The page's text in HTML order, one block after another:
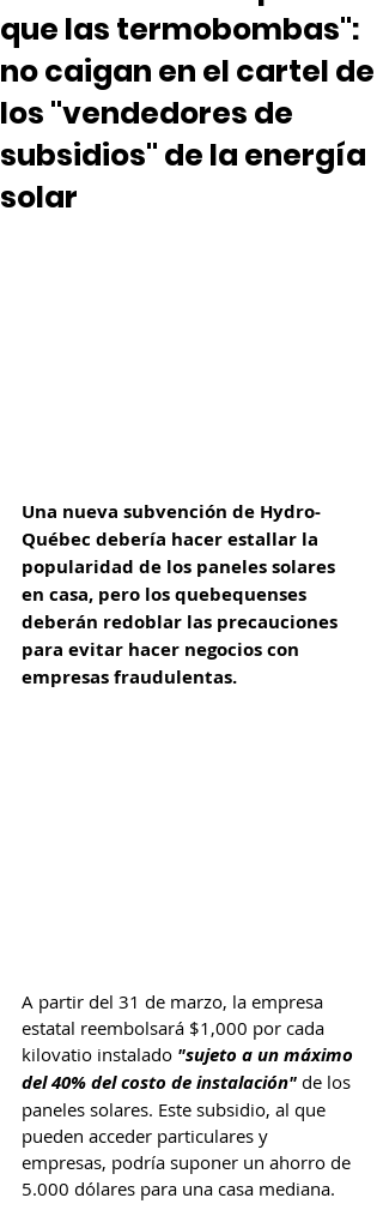
que las termobombas":
no caigan en el cartel de
los "vendedores de
subsidios" de la energía
solar
Una nueva subvención de Hydro-
Québec debería hacer estallar la
popularidad de los paneles solares
en casa, pero los quebequenses
deberán redoblar las precauciones
para evitar hacer negocios con
empresas fraudulentas.
A partir del 31 de marzo, la empresa
estatal reembolsará $1,000 por cada
kilovatio instalado "sujeto a un máximo
del 40% del costo de instalación" de los
paneles solares. Este subsidio, al que
pueden acceder particulares y
empresas, podría suponer un ahorro de
5.000 dólares para una casa mediana.